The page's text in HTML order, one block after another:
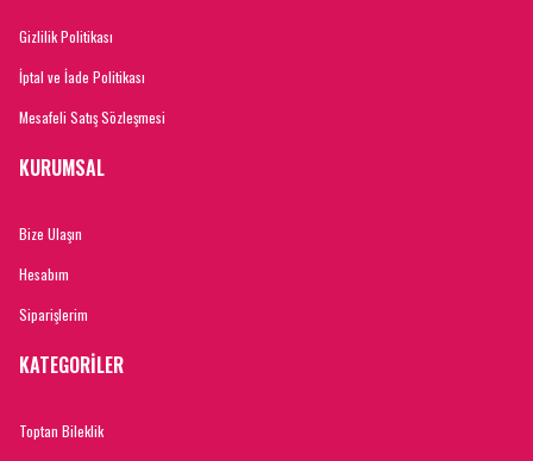
Gizlilik Politikası
İptal ve İade Politikası
Mesafeli Satış Sözleşmesi
KURUMSAL
Bize Ulaşın
Hesabım
Siparişlerim
KATEGORİLER
Toptan Bileklik